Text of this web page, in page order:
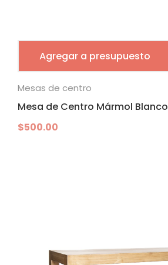
Agregar a presupuesto
Mesas de centro
Mesa de Centro Mármol Blanco
$500.00